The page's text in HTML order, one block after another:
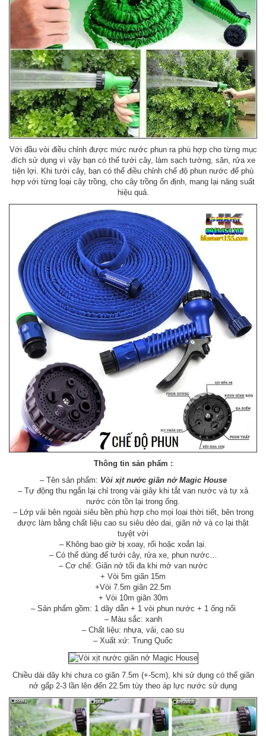
Với đầu vòi điều chỉnh được mức nước phun ra phù hợp cho từng mục
đích sử dụng vì vậy bạn có thể tưới cây, làm sạch tường, sân, rửa xe
tiện lợi. Khi tưới cây, bạn có thể điều chỉnh chế độ phun nước để phù
hợp với từng loại cây trồng, cho cây trồng ổn định, mang lại năng suất
hiệu quả.
Thông tin sản phẩm :
– Tên sản phẩm: Vòi xịt nước giãn nở Magic House
– Tự động thu ngắn lại chỉ trong vài giây khi tắt van nước và tự xả
nước còn tồn lại trong ống.
– Lớp vải bên ngoài siêu bền phù hợp cho mọi loại thời tiết, bên trong
được làm bằng chất liệu cao su siêu dẻo dai, giãn nở và co lại thật
tuyệt vời
– Không bao giờ bị xoay, rối hoặc xoắn lại.
– Có thể dùng để tưới cây, rửa xe, phun nước…
– Cơ chế: Giãn nở tối đa khi mở van nước
+ Vòi 5m giãn 15m
+Vòi 7.5m giãn 22.5m
+ Vòi 10m giãn 30m
– Sản phẩm gồm: 1 dây dẫn + 1 vòi phun nước + 1 ống nối
– Màu sắc: xanh
– Chất liệu: nhựa, vải, cao su
– Xuất xứ: Trung Quốc
Chiều dài dây khi chưa co giãn 7.5m (+-5cm), khi sử dụng có thể giãn
nở gấp 2-3 lần lên đến 22.5m tùy theo áp lực nước sử dụng